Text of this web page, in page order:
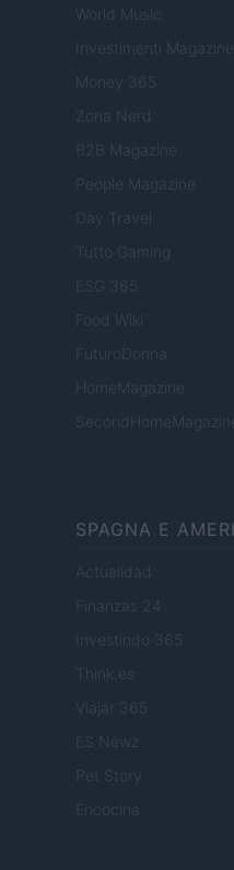
World Music
Investimenti Magazine
Money 365
Zona Nerd
B2B Magazine
People Magazine
Day Travel
Tutto Gaming
ESG 365
Food Wiki
FuturoDonna
HomeMagazine
SecondHomeMagazine
SPAGNA E
Actualidad
Finanzas 24
Investindo 365
Think.es
Viajar 365
ES Newz
Encocina